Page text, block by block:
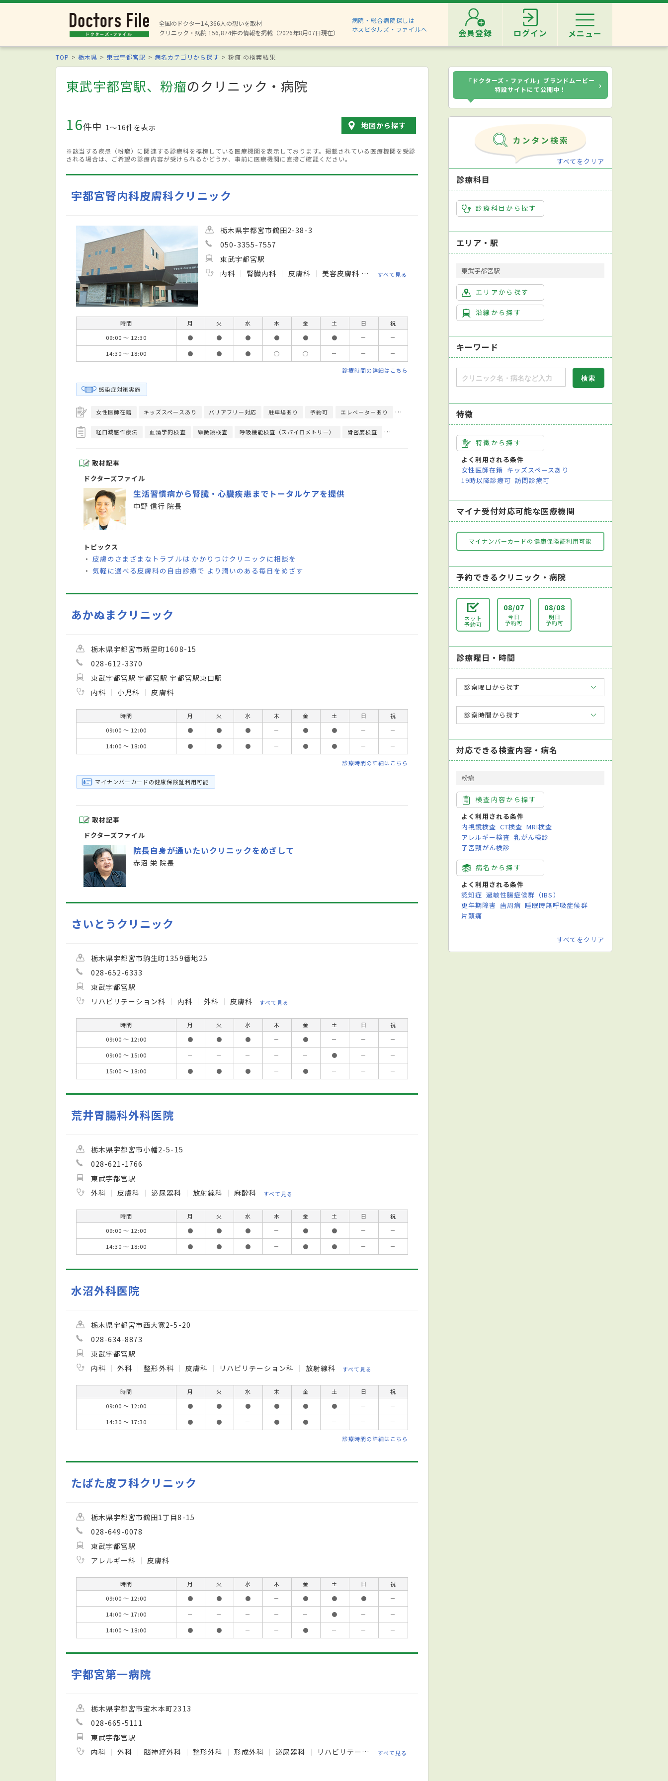
全国のドクター14,366人の想いを取材
クリニック・病院 156,874件の情報を掲載（2026年8月07日現在）
病院・総合病院探しは
ホスピタルズ・ファイルへ
会員登録 ログイン メニュー
TOP 栃木県 東武宇都宮駅 病名カテゴリから探す 粉瘤 の検索結果
東武宇都宮駅、粉瘤のクリニック・病院
16件中 1〜16件を表示 地図から探す
※該当する疾患（粉瘤）に関連する診療科を標榜している医療機関を表示しております。掲載されている医療機関を受診
される場合は、ご希望の診療内容が受けられるかどうか、事前に医療機関に直接ご確認ください。
宇都宮腎内科皮膚科クリニック
栃木県宇都宮市鶴田2-38-3
050-3355-7557
東武宇都宮駅
内科
腎臓内科 皮膚科 美容皮膚科 透析内科 循環器内科
すべて見る
時間 月 火 水 木 金 土 日
祝
09:00 ～ 12:30
● ● ● ● ● ● －
－
14:30 ～ 18:00
● ● ● ○ ○ － － －
診療時間の詳細はこちら
感染症対策実施
女性医師在籍 キッズスペースあり バリアフリー対応 駐車場あり 予約可 エレベーターあり クレジットカード対応 健康診断対応
経口減感作療法 血清学的検査 顕微鏡検査 呼吸機能検査（スパイロメトリー） 骨密度検査 細菌検査
取材記事
ドクターズファイル
生活習慣病から腎臓・心臓疾患までトータルケアを提供
中野 信行 院長
トピックス
・皮膚のさまざまなトラブルは かかりつけクリニックに相談を
・気軽に選べる皮膚科の自由診療で より潤いのある毎日をめざす
あかぬまクリニック
栃木県宇都宮市新里町1608-15
028-612-3370
東武宇都宮駅 宇都宮駅 宇都宮駅東口駅
内科
小児科 皮膚科
時間 月 火 水 木 金 土 日
祝
09:00 ～ 12:00
● ● ● － ● ● －
－
14:00 ～ 18:00
● ● ● － ● ● － －
診療時間の詳細はこちら
マイナンバーカードの健康保険証利用可能
取材記事
ドクターズファイル
院長自身が通いたいクリニックをめざして
赤沼 栄 院長
さいとうクリニック
栃木県宇都宮市駒生町1359番地25
028-652-6333
東武宇都宮駅
リハビリテーション科
内科 外科 皮膚科 すべて見る
時間 月 火 水 木 金 土 日
祝
09:00 ～ 12:00
● ● ● － ● － －
－
09:00 ～ 15:00
－ － － － － ● －
－
15:00 ～ 18:00
● ● ● － ● － － －
荒井胃腸科外科医院
栃木県宇都宮市小幡2-5-15
028-621-1766
東武宇都宮駅
外科
皮膚科 泌尿器科 放射線科 麻酔科 すべて見る
時間 月 火 水 木 金 土 日
祝
09:00 ～ 12:00
● ● ● － ● ● －
－
14:30 ～ 18:00
● ● ● － ● ● － －
水沼外科医院
栃木県宇都宮市西大寛2-5-20
028-634-8873
東武宇都宮駅
内科
外科 整形外科 皮膚科 リハビリテーション科 放射線科 すべて見る
時間 月 火 水 木 金 土 日
祝
09:00 ～ 12:00
● ● ● ● ● ● －
－
14:30 ～ 17:30
● ● － ● ● － － －
診療時間の詳細はこちら
たばた皮フ科クリニック
栃木県宇都宮市鶴田1丁目8-15
028-649-0078
東武宇都宮駅
アレルギー科
皮膚科
時間 月 火 水 木 金 土 日
祝
09:00 ～ 12:00
● ● ● － ● ● ●
－
14:00 ～ 17:00
－ － － － － ● －
－
14:00 ～ 18:00
● ● － － ● － － －
宇都宮第一病院
栃木県宇都宮市宝木本町2313
028-665-5111
東武宇都宮駅
内科
外科 脳神経外科 整形外科 形成外科 泌尿器科 リハビリテーション科 放射線科
すべて見る
「ドクターズ・ファイル」ブランドムービー
特設サイトにて公開中！
›
すべてをクリア
診療科目
診療科目から探す
エリア・駅
東武宇都宮駅
エリアから探す
沿線から探す
キーワード
特徴
特徴から探す
よく利用される条件
女性医師在籍 キッズスペースあり
19時以降診療可 訪問診療可
マイナ受付対応可能な医療機関
マイナンバーカードの健康保険証利用可能
予約できるクリニック・病院
ネット
予約可
08/07
今日
予約可
08/08
明日
予約可
診療曜日・時間
診察曜日から探す
診察時間から探す
対応できる検査内容・病名
粉瘤
検査内容から探す
よく利用される条件
内視鏡検査 CT検査 MRI検査
アレルギー検査 乳がん検診
子宮頸がん検診
病名から探す
よく利用される条件
認知症 過敏性腸症候群（IBS）
更年期障害 歯周病 睡眠時無呼吸症候群
片頭痛
すべてをクリア